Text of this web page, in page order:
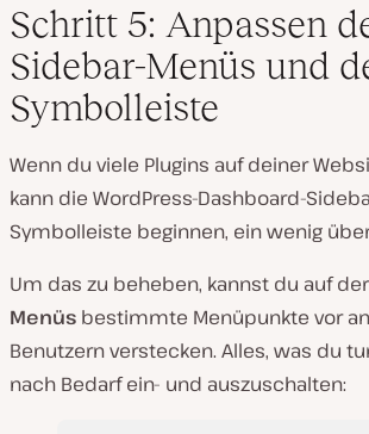
Schritt 5: Anpassen
Sidebar-Menüs und
Symbolleiste
Wenn du viele Plugins auf deiner
kann die WordPress-Dashboard-
Symbolleiste beginnen, ein wenig
Um das zu beheben, kannst du auf
Menüs bestimmte Menüpunkte vor
Benutzern verstecken. Alles, was du
nach Bedarf ein- und auszuschalten: